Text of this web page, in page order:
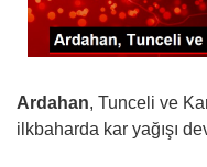
Ardahan, Tunceli ve
ilkbaharda kar yağışı